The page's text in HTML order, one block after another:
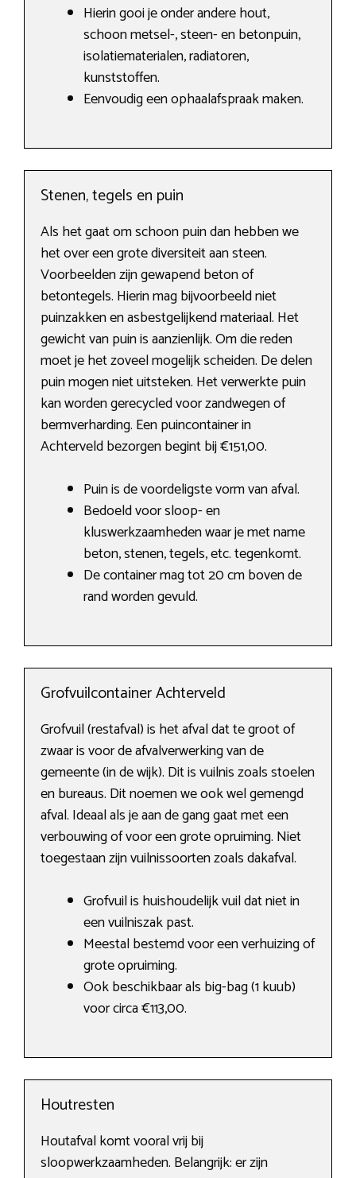
Hierin gooi je onder andere hout,
schoon metsel-, steen- en betonpuin,
isolatiematerialen, radiatoren,
kunststoffen.
Eenvoudig een ophaalafspraak maken.
Stenen, tegels en puin
Als het gaat om schoon puin dan hebben we
het over een grote diversiteit aan steen.
Voorbeelden zijn gewapend beton of
betontegels. Hierin mag bijvoorbeeld niet
puinzakken en asbestgelijkend materiaal. Het
gewicht van puin is aanzienlijk. Om die reden
moet je het zoveel mogelijk scheiden. De delen
puin mogen niet uitsteken. Het verwerkte puin
kan worden gerecycled voor zandwegen of
bermverharding. Een puincontainer in
Achterveld bezorgen begint bij €151,00.
Puin is de voordeligste vorm van afval.
Bedoeld voor sloop- en
kluswerkzaamheden waar je met name
beton, stenen, tegels, etc. tegenkomt.
De container mag tot 20 cm boven de
rand worden gevuld.
Grofvuilcontainer Achterveld
Grofvuil (restafval) is het afval dat te groot of
zwaar is voor de afvalverwerking van de
gemeente (in de wijk). Dit is vuilnis zoals stoelen
en bureaus. Dit noemen we ook wel gemengd
afval. Ideaal als je aan de gang gaat met een
verbouwing of voor een grote opruiming. Niet
toegestaan zijn vuilnissoorten zoals dakafval.
Grofvuil is huishoudelijk vuil dat niet in
een vuilniszak past.
Meestal bestemd voor een verhuizing of
grote opruiming.
Ook beschikbaar als big-bag (1 kuub)
voor circa €113,00.
Houtresten
Houtafval komt vooral vrij bij
sloopwerkzaamheden. Belangrijk: er zijn